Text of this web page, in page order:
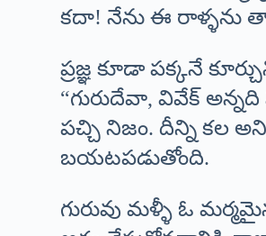
కదా! నేను ఈ రాళ్ళను
ప్రజ్ఞ కూడా పక్కనే
“గురుదేవా, వివేక్
పచ్చి నిజం. దీన్ని కల
బయటపడుతోంది.
గురువు మళ్ళీ ఓ